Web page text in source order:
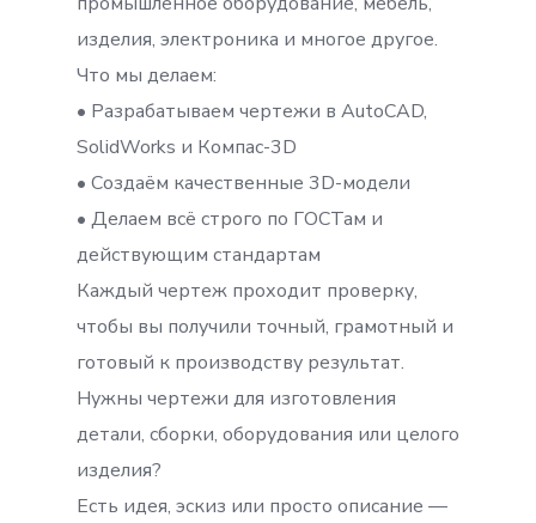
изделия, электроника и многое другое.
Что мы делаем:
• Разрабатываем чертежи в AutoCAD,
SolidWorks и Компас-3D
• Создаём качественные 3D-модели
• Делаем всё строго по ГОСТам и
действующим стандартам
Каждый чертеж проходит проверку,
чтобы вы получили точный, грамотный и
готовый к производству результат.
Нужны чертежи для изготовления
детали, сборки, оборудования или целого
изделия?
Есть идея, эскиз или просто описание —